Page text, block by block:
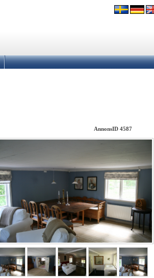
AnnonsID 4587